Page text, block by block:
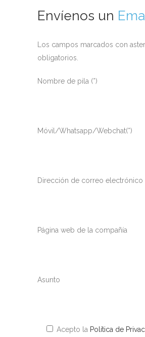
Envíenos un
Los campos marcados con
obligatorios.
Nombre de pila (*)
Móvil/Whatsapp/Webchat(*)
Dirección de correo electrónico
Página web de la compañía
Asunto
Acepto la Política de